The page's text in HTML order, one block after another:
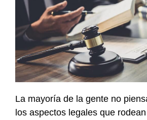
La mayoría de la gente no
los aspectos legales que